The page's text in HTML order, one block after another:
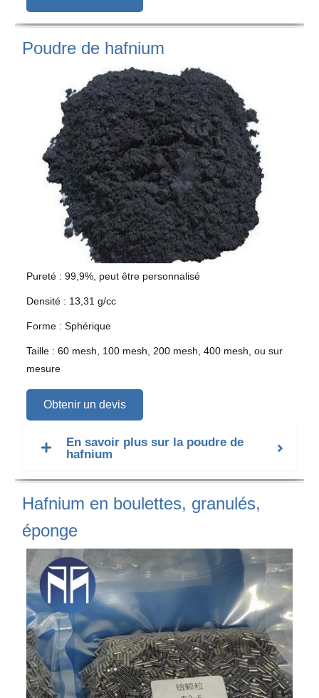
Poudre de hafnium
Pureté : 99,9%, peut être personnalisé
Densité : 13,31 g/cc
Forme : Sphérique
Taille : 60 mesh, 100 mesh, 200 mesh, 400 mesh, ou sur
mesure
Obtenir un devis
En savoir plus sur la poudre de
hafnium
Hafnium en boulettes, granulés,
éponge